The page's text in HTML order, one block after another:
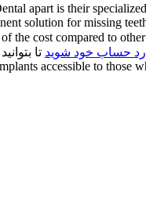
apart is their
solution for missing
حساب خود شوید تا
accessible to those